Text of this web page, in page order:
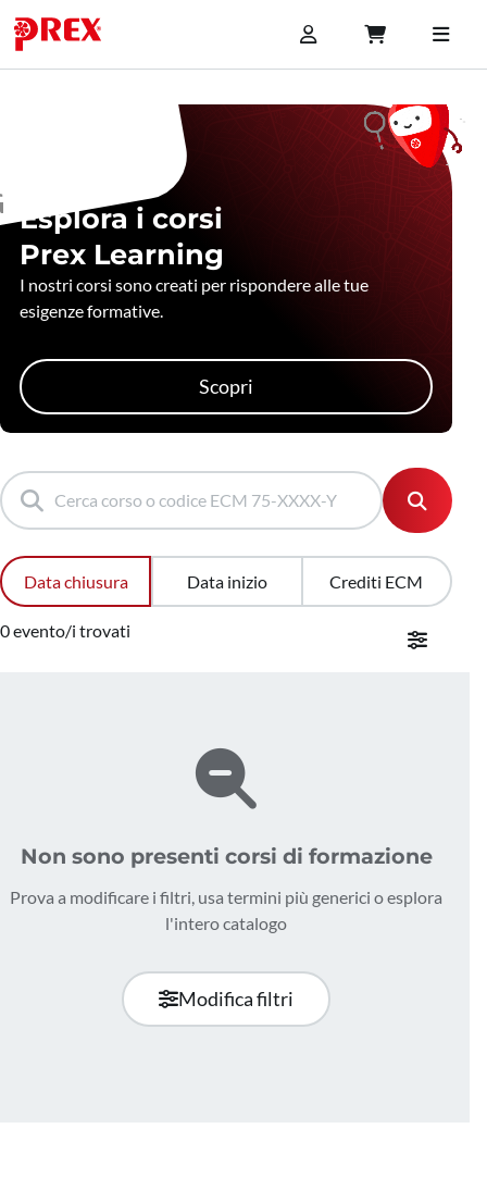
Esplora i corsi
Prex Learning
I nostri corsi sono creati per rispondere alle tue
esigenze formative.
Scopri
Data chiusura Data inizio Crediti ECM
0 evento/i trovati
Non sono presenti corsi di formazione
Prova a modificare i filtri, usa termini più generici o esplora
l'intero catalogo
Modifica filtri